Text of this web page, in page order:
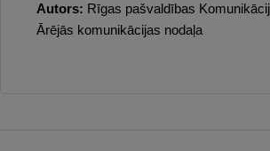
Autors: Rīgas pašvaldības
Ārējās komunikācijas nodaļa